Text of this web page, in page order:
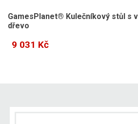
GamesPlanet® Kulečníkový stůl s
dřevo
9 031 Kč